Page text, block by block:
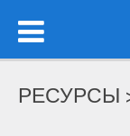
РЕСУРСЫ